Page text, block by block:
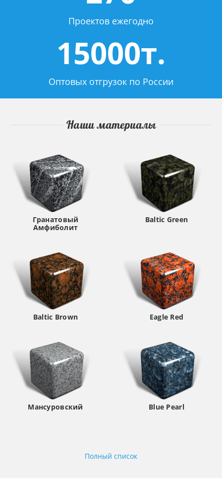
Проектов ежегодно
15000т.
Оптовых отгрузок по России
Наши материалы
Гранатовый
Амфиболит
Baltic Green
Baltic Brown Eagle Red
Мансуровский Blue Pearl
Полный список